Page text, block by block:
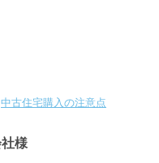
中古住宅購入の注意点
様